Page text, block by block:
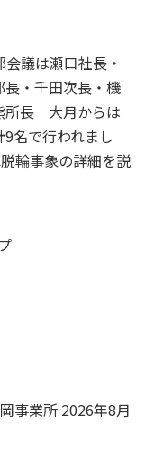
議は瀬口社長・
・千田次長・機
所長 大月からは
名で行われまし
輪事象の詳細を説
事業所 2026年8月